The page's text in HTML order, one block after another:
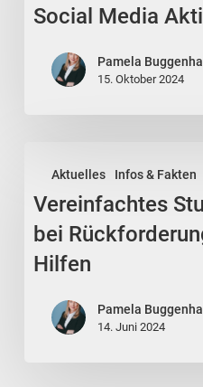
eine
Media
Aktion
Social Media
Pamela
15. Oktober 2024
Aktuelles Infos & Fakten
Stundungsverfahren
bei
Rückforderungen
der
Hilfen
Vereinfachtes
bei
Hilfen
Pamela
14. Juni 2024